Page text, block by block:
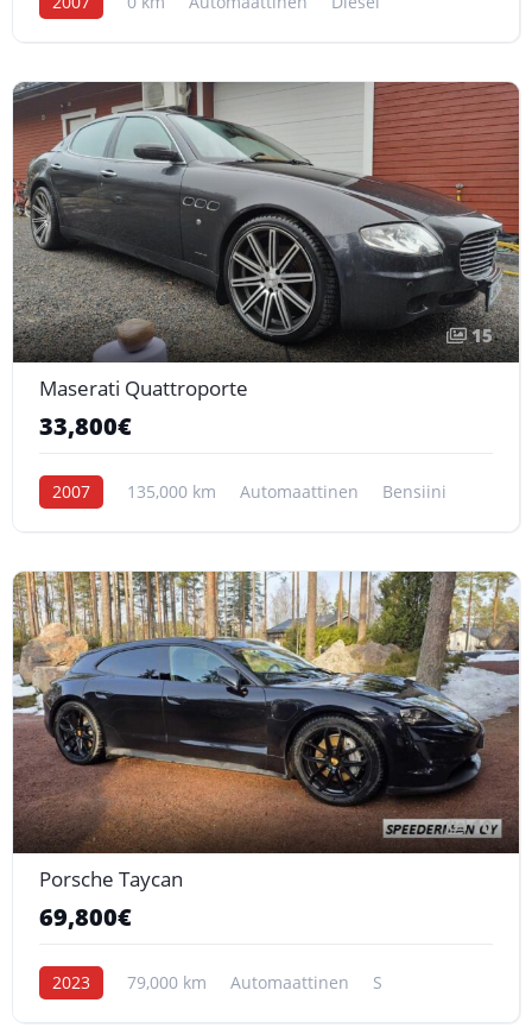
15
Maserati Quattroporte
33,800€
2007 135,000 km Automaattinen Bensiini
10
Porsche Taycan
69,800€
2023 79,000 km Automaattinen S